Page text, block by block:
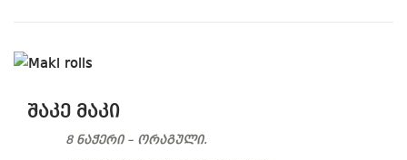
შაკე მაკი
8 ნაჭერი – ორაგული.